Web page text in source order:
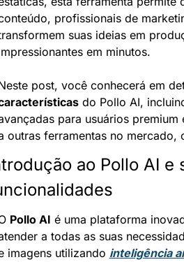
profissionais de
suas ideias em
em minutos.
do Pollo AI,
para usuários
outras ferramentas no mercado,
ao Pollo AI e
Pollo AI é uma plataforma
a todas as suas
imagens utilizando inteligência